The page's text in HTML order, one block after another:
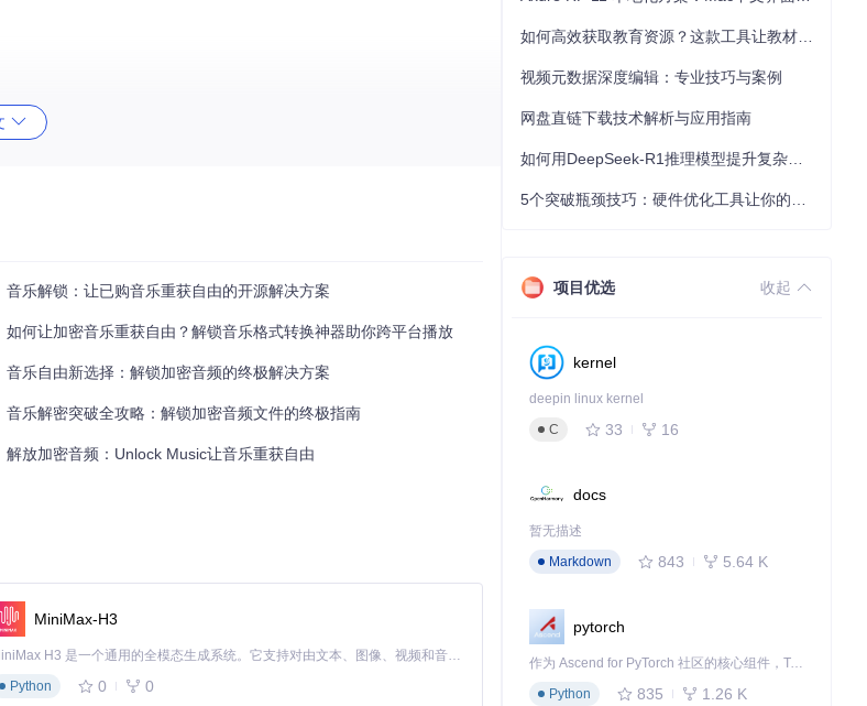
收藏安全。
安检查通行证一样确认文件"身份"。
音乐解锁：让已购音乐重获自由的开源解决方案
如何让加密音乐重获自由？解锁音乐格式转换神器助你跨平台播放
音乐自由新选择：解锁加密音频的终极解决方案
音乐解密突破全攻略：解锁加密音频文件的终极指南
解放加密音频：Unlock Music让音乐重获自由
MiniMax-H3
MiniMax H3 是一个通用的全模态生成系统。它支持对由文本、图像、视频和音频组成的多模态上下文进行统一理解，并能生成分辨率高达 2K、时长可达 15 秒的带原生立体声音频的视频。得益于面向任务泛化的系统设计，H3 在预训练阶段就已具备广泛的多模态上下文理解与生成能力，能够出色地执行复杂的多模态指令。
Python
0 0
视频元数据深度编辑：专业技巧与案例
网盘直链下载技术解析与应用指南
项目优选 收起
kernel
deepin linux kernel
C
33 16
docs
暂无描述
Markdown
843 5.64 K
pytorch
作为 Ascend for PyTorch 社区的核心组件，TorchNPU 是昇腾专为 PyTorch 打造的深度学习适配插件，使 PyTorch 框架能够直接调用昇腾 NPU，为开发者提供昇腾 AI 处理器的超强算力。
Python
835 1.26 K